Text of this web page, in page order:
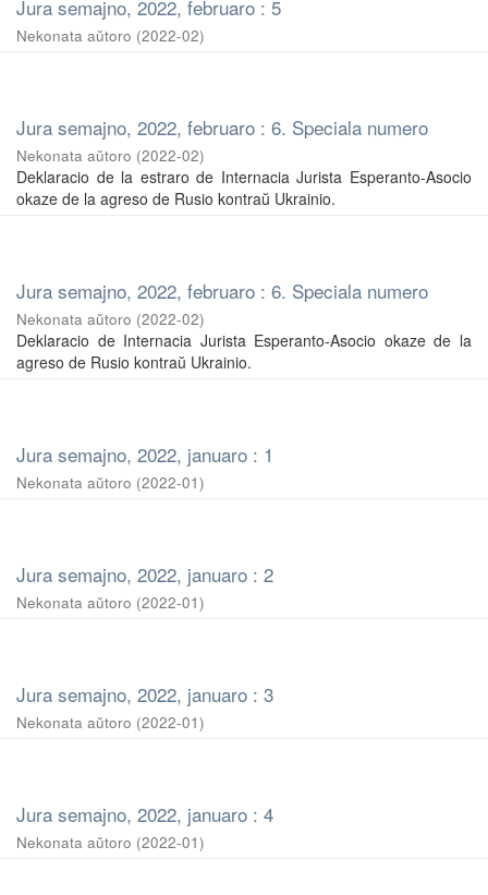
Jura semajno, 2022, februaro : 5
Nekonata aŭtoro (2022-02)
Jura semajno, 2022, februaro : 6. Speciala numero
Nekonata aŭtoro (2022-02)
Deklaracio de la estraro de Internacia Jurista Esperanto-Asocio
okaze de la agreso de Rusio kontraŭ Ukrainio.
Jura semajno, 2022, februaro : 6. Speciala numero
Nekonata aŭtoro (2022-02)
Deklaracio de Internacia Jurista Esperanto-Asocio okaze de la
agreso de Rusio kontraŭ Ukrainio.
Jura semajno, 2022, januaro : 1
Nekonata aŭtoro (2022-01)
Jura semajno, 2022, januaro : 2
Nekonata aŭtoro (2022-01)
Jura semajno, 2022, januaro : 3
Nekonata aŭtoro (2022-01)
Jura semajno, 2022, januaro : 4
Nekonata aŭtoro (2022-01)